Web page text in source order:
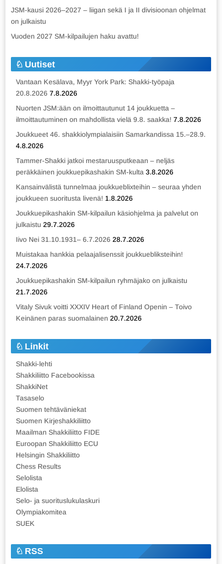
JSM-kausi 2026–2027 – liigan sekä I ja II divisioonan ohjelmat
on julkaistu
Vuoden 2027 SM-kilpailujen haku avattu!
Uutiset
Vantaan Kesälava, Myyr York Park: Shakki-työpaja
20.8.2026 7.8.2026
Nuorten JSM:ään on ilmoittautunut 14 joukkuetta –
ilmoittautuminen on mahdollista vielä 9.8. saakka! 7.8.2026
Joukkueet 46. shakkiolympialaisiin Samarkandissa 15.–28.9.
4.8.2026
Tammer-Shakki jatkoi mestaruusputkeaan – neljäs
peräkkäinen joukkuepikashakin SM-kulta 3.8.2026
Kansainvälistä tunnelmaa joukkueblixteihin – seuraa yhden
joukkueen suoritusta livenä! 1.8.2026
Joukkuepikashakin SM-kilpailun käsiohjelma ja palvelut on
julkaistu 29.7.2026
Iivo Nei 31.10.1931– 6.7.2026 28.7.2026
Muistakaa hankkia pelaajalisenssit joukkuebliksteihin!
24.7.2026
Joukkuepikashakin SM-kilpailun ryhmäjako on julkaistu
21.7.2026
Vitaly Sivuk voitti XXXIV Heart of Finland Openin – Toivo
Keinänen paras suomalainen 20.7.2026
Linkit
Shakki-lehti
Shakkiliitto Facebookissa
ShakkiNet
Tasaselo
Suomen tehtäväniekat
Suomen Kirjeshakkiliitto
Maailman Shakkiliitto FIDE
Euroopan Shakkiliitto ECU
Helsingin Shakkiliitto
Chess Results
Selolista
Elolista
Selo- ja suorituslukulaskuri
Olympiakomitea
SUEK
RSS